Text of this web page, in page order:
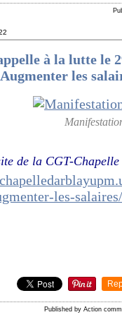
à la lutte le
les
de la CGT-
les-
Published by Action